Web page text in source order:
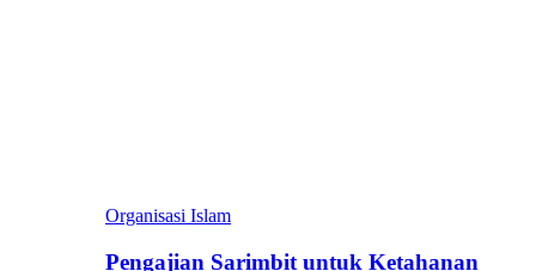
Organisasi Islam
Pengajian Sarimbit untuk Ketahanan